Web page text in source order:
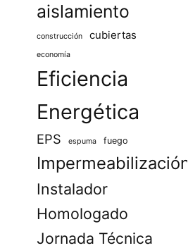
aislamiento
construcción cubiertas
economía
Eficiencia
Energética
EPS espuma fuego
Impermeabilización
Instalador
Homologado
Jornada Técnica